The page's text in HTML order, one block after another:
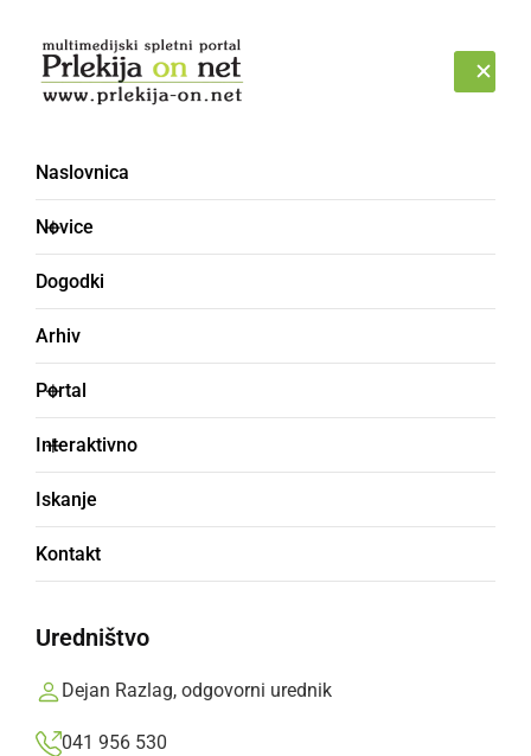
Naslovnica
Novice
Dogodki
Arhiv
Portal
Interaktivno
Iskanje
Kontakt
Uredništvo
Dejan Razlag, odgovorni urednik
041 956 530
Martinovo po
Tomaževsko
DRUŽABNO